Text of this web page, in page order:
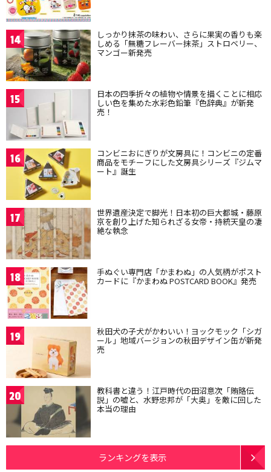
14 しっかり抹茶の味わい、さらに果実の香りも楽
しめる「無糖フレーバー抹茶」ストロベリー、
マンゴー新発売
15 日本の四季折々の植物や情景を描くことに相応
しい色を集めた水彩色鉛筆『色辞典』が新発
売！
16 コンビニおにぎりが文房具に！コンビニの定番
商品をモチーフにした文房具シリーズ『ジムマ
ート』誕生
17 世界遺産決定で脚光！日本初の巨大都城・藤原
京を創り上げた知られざる女帝・持統天皇の凄
絶な執念
18 手ぬぐい専門店「かまわぬ」の人気柄がポスト
カードに『かまわぬ POSTCARD BOOK』発売
19 秋田犬の子犬がかわいい！ヨックモック「シガ
ール」地域バージョンの秋田デザイン缶が新発
売
20 教科書と違う！江戸時代の田沼意次「賄賂伝
説」の嘘と、水野忠邦が「大奥」を敵に回した
本当の理由
ランキングを表示